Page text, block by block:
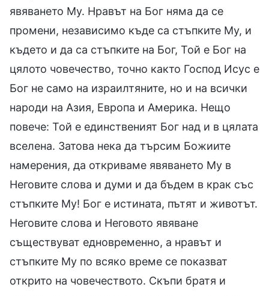
явяването Му. Нравът на Бог няма да се
промени, независимо къде са стъпките Му, и
където и да са стъпките на Бог, Той е Бог на
цялото човечество, точно както Господ Исус е
Бог не само на израилтяните, но и на всички
народи на Азия, Европа и Америка. Нещо
повече: Той е единственият Бог над и в цялата
вселена. Затова нека да търсим Божиите
намерения, да откриваме явяването Му в
Неговите слова и думи и да бъдем в крак със
стъпките Му! Бог е истината, пътят и животът.
Неговите слова и Неговото явяване
съществуват едновременно, а нравът и
стъпките Му по всяко време се показват
открито на човечеството. Скъпи братя и